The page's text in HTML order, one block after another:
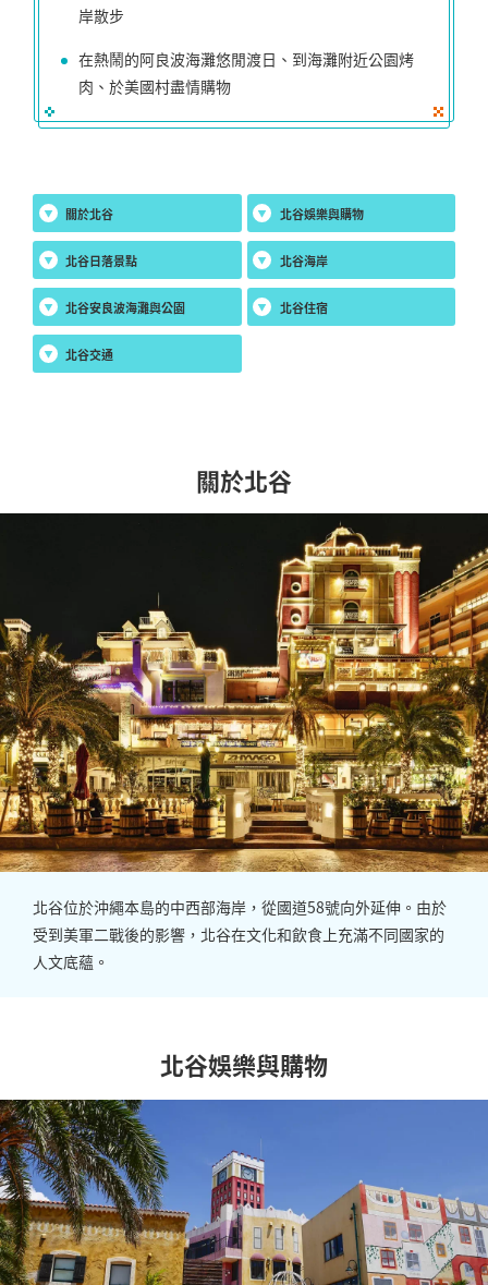
岸散步
在熱鬧的阿良波海灘悠閒渡日、到海灘附近公園烤
肉、於美國村盡情購物
關於北谷 北谷娛樂與購物
北谷日落景點 北谷海岸
北谷安良波海灘與公園 北谷住宿
北谷交通
關於北谷
北谷位於沖繩本島的中西部海岸，從國道58號向外延伸。由於
受到美軍二戰後的影響，北谷在文化和飲食上充滿不同國家的
人文底蘊。
北谷娛樂與購物